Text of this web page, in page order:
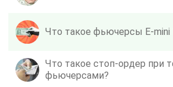
Что такое фьючерсы E-mini
Что такое стоп-ордер при
фьючерсами?